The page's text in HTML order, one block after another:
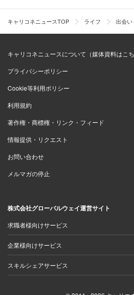
キャリコネニュースTOP ライフ 出会
キャリコネニュースについて（媒体資料はこち
プライバシーポリシー
Cookie等利用ポリシー
利用規約
著作権・商標権・リンク・フィード
情報提供・リクエスト
お問い合わせ
メルマガの停止
株式会社グローバルウェイ運営サイト
求職者様向けサービス
企業様向けサービス
スキルシェアサービス